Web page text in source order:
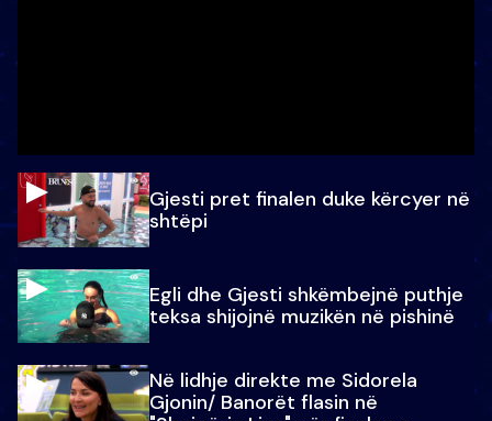
Gjesti pret finalen duke kërcyer në
shtëpi
Egli dhe Gjesti shkëmbejnë puthje
teksa shijojnë muzikën në pishinë
Në lidhje direkte me Sidorela
Gjonin/ Banorët flasin në